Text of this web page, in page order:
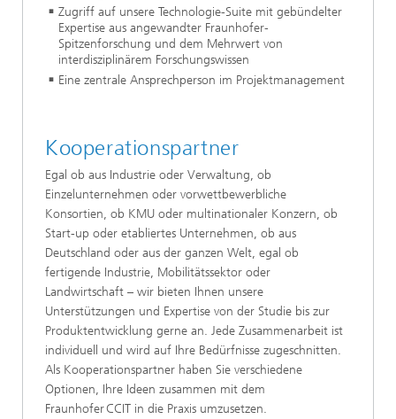
Zugriff auf unsere Technologie-Suite mit gebündelter
Expertise aus angewandter Fraunhofer-
Spitzenforschung und dem Mehrwert von
interdisziplinärem Forschungswissen
Eine zentrale Ansprechperson im Projektmanagement
Kooperationspartner
Egal ob aus Industrie oder Verwaltung, ob
Einzelunternehmen oder vorwettbewerbliche
Konsortien, ob KMU oder multinationaler Konzern, ob
Start-up oder etabliertes Unternehmen, ob aus
Deutschland oder aus der ganzen Welt, egal ob
fertigende Industrie, Mobilitätssektor oder
Landwirtschaft – wir bieten Ihnen unsere
Unterstützungen und Expertise von der Studie bis zur
Produktentwicklung gerne an. Jede Zusammenarbeit ist
individuell und wird auf Ihre Bedürfnisse zugeschnitten.
Als Kooperationspartner haben Sie verschiedene
Optionen, Ihre Ideen zusammen mit dem
Fraunhofer CCIT in die Praxis umzusetzen.